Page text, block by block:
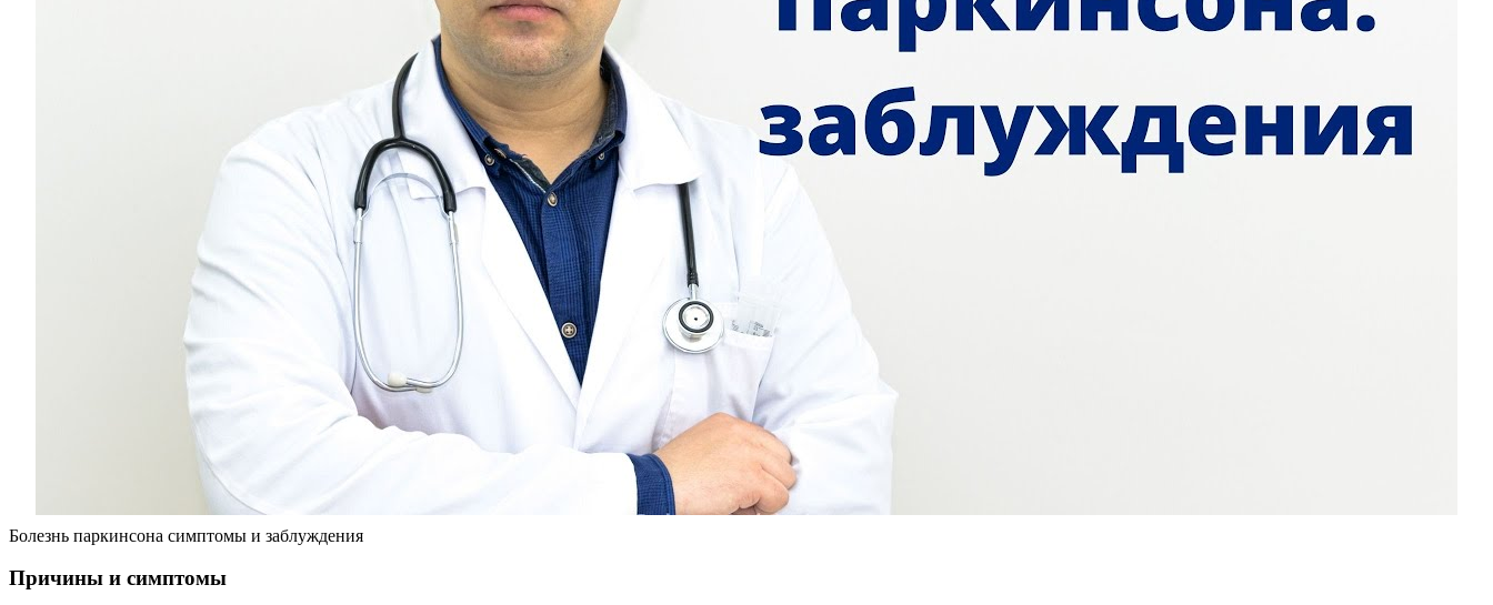
Болезнь паркинсона симптомы и заблуждения
Причины и симптомы